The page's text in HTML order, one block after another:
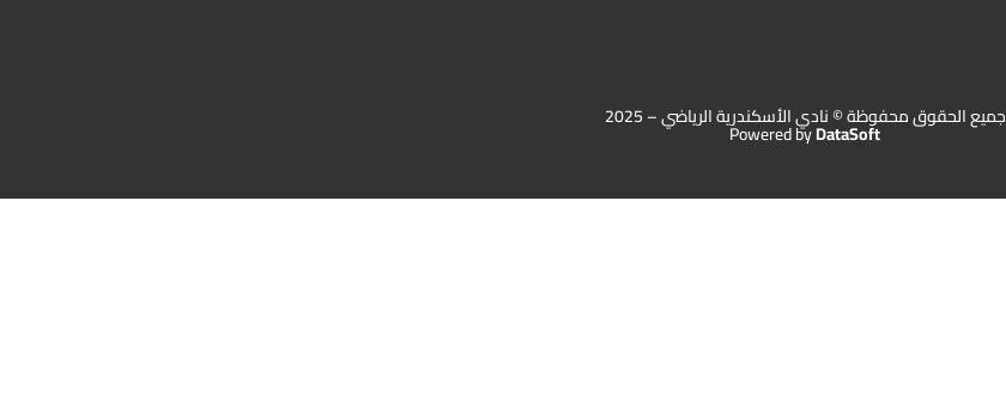
جميع الحقوق محفوظة © نادي الأسكندرية الرياضي – 2025
Powered byDataSoft